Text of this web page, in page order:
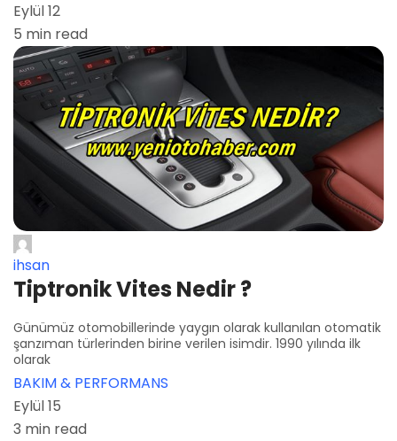
Eylül 12
5 min read
ihsan
Tiptronik Vites Nedir ?
Günümüz otomobillerinde yaygın olarak kullanılan otomatik
şanzıman türlerinden birine verilen isimdir. 1990 yılında ilk
olarak
BAKIM & PERFORMANS
Eylül 15
3 min read